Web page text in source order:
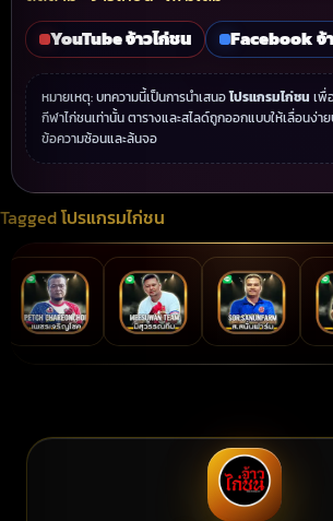
YouTube จ้าวไก่ชน
Facebook จ้
หมายเหตุ: บทความนี้เป็นการนำเสนอโปรแกรมไก่ชน เพื่
กีฬาไก่ชนเท่านั้น ตารางและสไลด์ถูกออกแบบให้เลื่อนง่
ข้อความซ้อนและล้นจอ
Taggedโปรแกรมไก่ชน